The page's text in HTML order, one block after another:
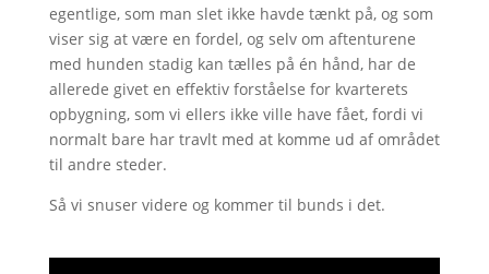
egentlige, som man slet ikke havde tænkt på, og som
viser sig at være en fordel, og selv om aftenturene
med hunden stadig kan tælles på én hånd, har de
allerede givet en effektiv forståelse for kvarterets
opbygning, som vi ellers ikke ville have fået, fordi vi
normalt bare har travlt med at komme ud af området
til andre steder.
Så vi snuser videre og kommer til bunds i det.